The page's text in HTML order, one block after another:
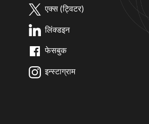
एक्स (ट्विटर)
लिंक्डइन
फेसबुक
इन्स्टाग्राम